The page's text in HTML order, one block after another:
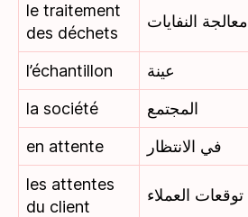
le traitement
des déchets
معالجة النفايات
l’échantillon
عينة
la société
المجتمع
en attente
في الانتظار
les attentes
du client
توقعات العملاء